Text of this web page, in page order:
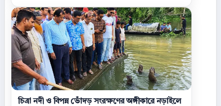
চিত্রা নদী ও বিপন্ন ভোঁদড় সংরক্ষণের অঙ্গীকারে নড়াইলে